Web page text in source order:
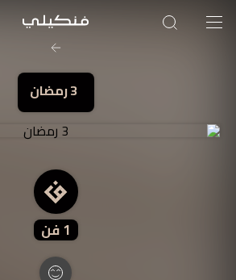
1فن
صورة الغلاف من فن
SOUFIANE Abid